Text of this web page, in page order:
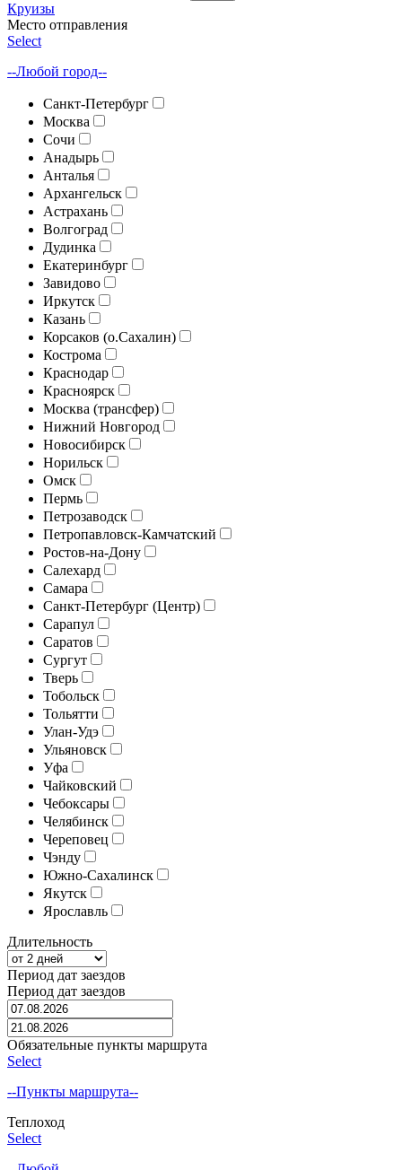
Круизы
Место отправления
Select
--Любой город--
Санкт-Петербург
Москва
Сочи
Анадырь
Анталья
Архангельск
Астрахань
Волгоград
Дудинка
Екатеринбург
Завидово
Иркутск
Казань
Корсаков (о.Сахалин)
Кострома
Краснодар
Красноярск
Москва (трансфер)
Нижний Новгород
Новосибирск
Норильск
Омск
Пермь
Петрозаводск
Петропавловск-Камчатский
Ростов-на-Дону
Салехард
Самара
Санкт-Петербург (Центр)
Сарапул
Саратов
Сургут
Тверь
Тобольск
Тольятти
Улан-Удэ
Ульяновск
Уфа
Чайковский
Чебоксары
Челябинск
Череповец
Чэнду
Южно-Сахалинск
Якутск
Ярославль
Длительность
Период дат заездов
Период дат заездов
Обязательные пункты маршрута
Select
--Пункты маршрута--
Теплоход
Select